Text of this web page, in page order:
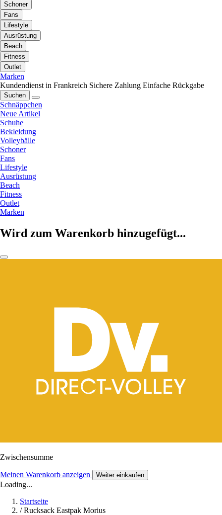
Schoner
Fans
Lifestyle
Ausrüstung
Beach
Fitness
Outlet
Marken
Kundendienst in Frankreich Sichere Zahlung Einfache Rückgabe
Suchen
Schnäppchen
Neue Artikel
Schuhe
Bekleidung
Volleybälle
Schoner
Fans
Lifestyle
Ausrüstung
Beach
Fitness
Outlet
Marken
Wird zum Warenkorb hinzugefügt...
Zwischensumme
Meinen Warenkorb anzeigen Weiter einkaufen
Loading...
Startseite
/ Rucksack Eastpak Morius